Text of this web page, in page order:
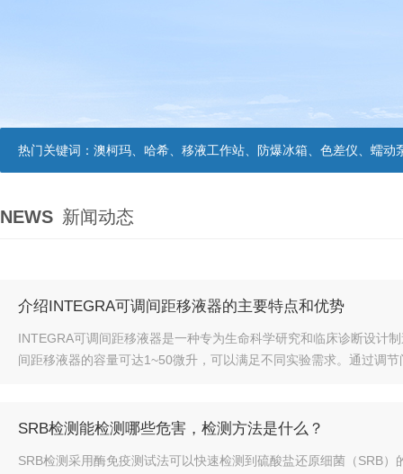
热门关键词： 澳柯玛、哈希、移液工作站、防爆冰箱、色差仪、蠕动
NEWS 新闻动态
介绍INTEGRA可调间距移液器的主要特点和优势
INTEGRA可调间距移液器是一种专为生命科学研究和临床诊断设计
间距移液器的容量可达1~50微升，可以满足不同实验需求。通过调
SRB检测能检测哪些危害，检测方法是什么？
SRB检测采用酶免疫测试法可以快速检测到硫酸盐还原细菌（SRB